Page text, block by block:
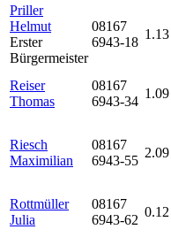
Priller
Helmut
Erster
Bürgermeister
08167
6943-18
1.13
Reiser
Thomas
08167
6943-34
1.09
Riesch
Maximilian
08167
6943-55
2.09
Rottmüller
Julia
08167
6943-62
0.12